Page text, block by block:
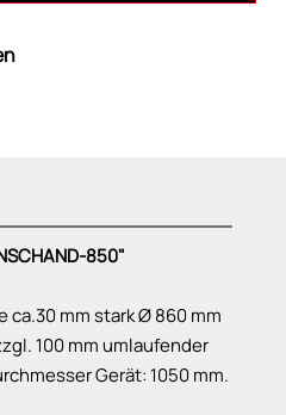
850"
mm stark Ø 860 mm
100 mm umlaufender
Gerät: 1050 mm.